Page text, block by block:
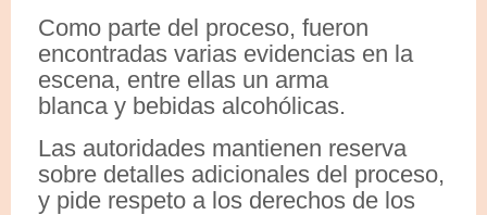
Como parte del proceso, fueron
encontradas varias evidencias en la
escena, entre ellas un arma
blanca y bebidas alcohólicas.
Las autoridades mantienen reserva
sobre detalles adicionales del proceso,
y pide respeto a los derechos de los